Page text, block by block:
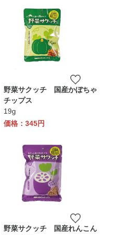
野菜サクッチ 国産かぼちゃ
チップス
19g
価格：345円
野菜サクッチ 国産れんこん